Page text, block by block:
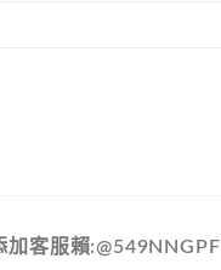
加客服賴:@549NNGPF